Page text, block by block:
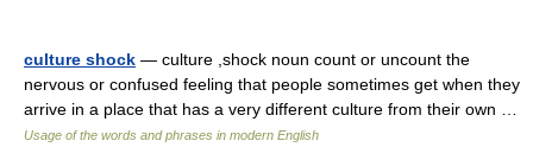
culture shock — culture ,shock noun count or uncount the
nervous or confused feeling that people sometimes get when they
arrive in a place that has a very different culture from their own …
Usage of the words and phrases in modern English